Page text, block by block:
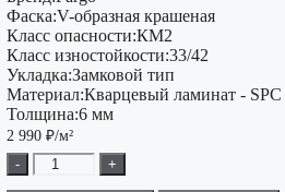
Фаска:V-образная крашеная
Класс опасности:КМ2
Класс изностойкости:33/42
Укладка:Замковой тип
Материал:Кварцевый ламинат - SPC
Толщина:6 мм
2 990₽/м²
-
+